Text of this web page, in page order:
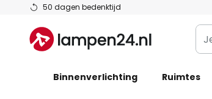
50 dagen bedenktijd
Ga
de
inhoud
Je
Binnenverlichting Ruimtes